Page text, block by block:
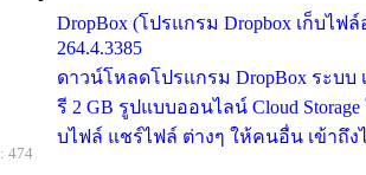
DropBox (โปรแกรม Dropbox เก็บไฟ
264.4.3385
ดาวน์โหลดโปรแกรม DropBox ระบบ
รี 2 GB รูปแบบออนไลน์ Cloud
บไฟล์ แชร์ไฟล์ ต่างๆ ให้คนอื่น เข้าถึง
474